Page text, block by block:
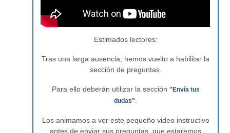
Estimados lectores:
Tras una larga ausencia, hemos vuelto a habilitar la
sección de preguntas.
Para ello deberán utilizar la sección "Envía tus
dudas".
Los animamos a ver este pequeño video instructivo
antes de enviar sus preguntas, que estaremos